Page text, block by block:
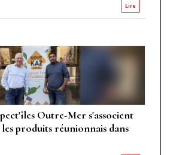
Lire
Outre-Mer s'associent
produits réunionnais dans